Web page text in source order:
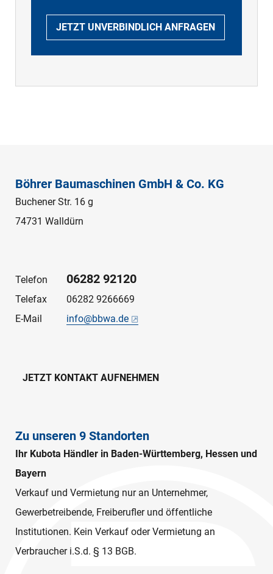
JETZT UNVERBINDLICH ANFRAGEN
Böhrer Baumaschinen GmbH & Co. KG
Buchener Str. 16 g
74731 Walldürn
Telefon 06282 92120
Telefax
06282 9266669
E-Mail
info@bbwa.de
JETZT KONTAKT AUFNEHMEN
Zu unseren 9 Standorten
Ihr Kubota Händler in Baden-Württemberg, Hessen und
Bayern
Verkauf und Vermietung nur an Unternehmer,
Gewerbetreibende, Freiberufler und öffentliche
Institutionen. Kein Verkauf oder Vermietung an
Verbraucher i.S.d. § 13 BGB.